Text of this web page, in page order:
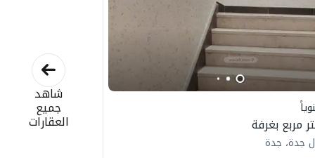
جدة، جدة
شاهد
جميع
العقارات